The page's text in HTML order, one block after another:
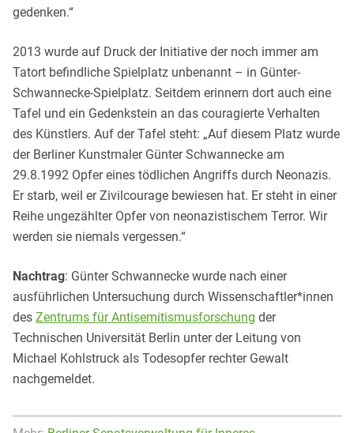
gedenken.“
2013 wurde auf Druck der Initiative der noch immer am
Tatort befindliche Spielplatz unbenannt – in Günter-
Schwannecke-Spielplatz. Seitdem erinnern dort auch eine
Tafel und ein Gedenkstein an das couragierte Verhalten
des Künstlers. Auf der Tafel steht: „Auf diesem Platz wurde
der Berliner Kunstmaler Günter Schwannecke am
29.8.1992 Opfer eines tödlichen Angriffs durch Neonazis.
Er starb, weil er Zivilcourage bewiesen hat. Er steht in einer
Reihe ungezählter Opfer von neonazistischem Terror. Wir
werden sie niemals vergessen.“
Nachtrag: Günter Schwannecke wurde nach einer
ausführlichen Untersuchung durch Wissenschaftler*innen
des Zentrums für Antisemitismusforschung der
Technischen Universität Berlin unter der Leitung von
Michael Kohlstruck als Todesopfer rechter Gewalt
nachgemeldet.